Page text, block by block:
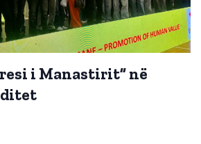
i Manastirit” në